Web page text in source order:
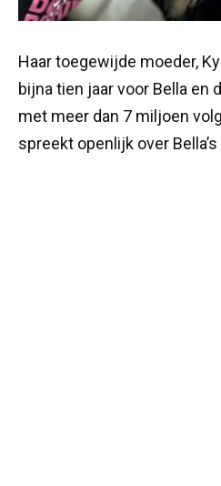
Haar toegewijde moeder,
bijna tien jaar voor Bella en
met meer dan 7 miljoen
spreekt openlijk over